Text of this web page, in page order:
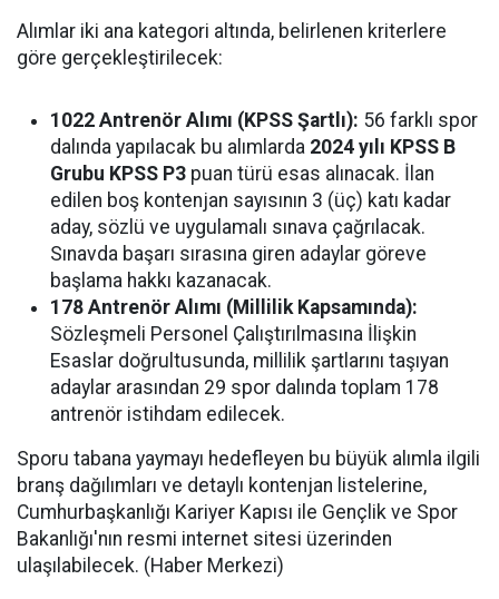
Alımlar iki ana kategori altında, belirlenen kriterlere
göre gerçekleştirilecek:
1022 Antrenör Alımı (KPSS Şartlı): 56 farklı spor
dalında yapılacak bu alımlarda 2024 yılı KPSS B
Grubu KPSS P3 puan türü esas alınacak. İlan
edilen boş kontenjan sayısının 3 (üç) katı kadar
aday, sözlü ve uygulamalı sınava çağrılacak.
Sınavda başarı sırasına giren adaylar göreve
başlama hakkı kazanacak.
178 Antrenör Alımı (Millilik Kapsamında):
Sözleşmeli Personel Çalıştırılmasına İlişkin
Esaslar doğrultusunda, millilik şartlarını taşıyan
adaylar arasından 29 spor dalında toplam 178
antrenör istihdam edilecek.
Sporu tabana yaymayı hedefleyen bu büyük alımla ilgili
branş dağılımları ve detaylı kontenjan listelerine,
Cumhurbaşkanlığı Kariyer Kapısı ile Gençlik ve Spor
Bakanlığı'nın resmi internet sitesi üzerinden
ulaşılabilecek. (Haber Merkezi)